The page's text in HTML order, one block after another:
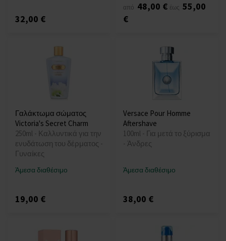
32,00 €
από 48,00 € έως 55,00
€
Γαλάκτωμα σώματος
Victoria's Secret Charm
250ml - Καλλυντικά για την
ενυδάτωση του δέρματος -
Γυναίκες
Άμεσα διαθέσιμο
19,00 €
Versace Pour Homme
Aftershave
100ml - Για μετά το ξύρισμα
- Άνδρες
Άμεσα διαθέσιμο
38,00 €